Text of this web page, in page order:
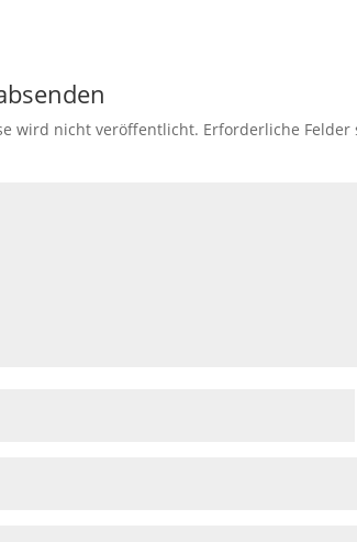
wird nicht veröffentlicht. Erforderliche